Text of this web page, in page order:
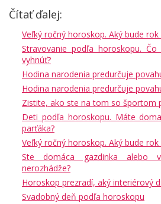
Čítať ďalej:
Veľký ročný horoskop. Aký bude rok
Stravovanie podľa horoskopu.
vyhnúť?
Hodina narodenia predurčuje
Hodina narodenia predurčuje
Zistite, ako ste na tom so športom
Deti podľa horoskopu. Máte
parťáka?
Veľký ročný horoskop. Aký bude rok
Ste domáca gazdinka alebo
nerozhádže?
Horoskop prezradí, aký interiérový
Svadobný deň podľa horoskopu